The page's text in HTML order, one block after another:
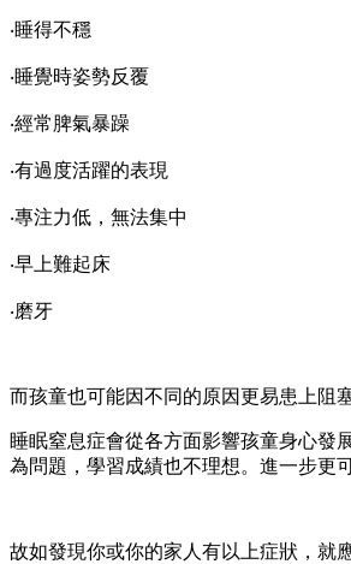
‧睡得不穩
‧睡覺時姿勢反覆
‧經常脾氣暴躁
‧有過度活躍的表現
‧專注力低，無法集中
‧早上難起床
‧磨牙
而孩童也可能因不同的原因更易患上阻
睡眠窒息症會從各方面影響孩童身心發
為問題，學習成績也不理想。進一步更
故如發現你或你的家人有以上症狀，就